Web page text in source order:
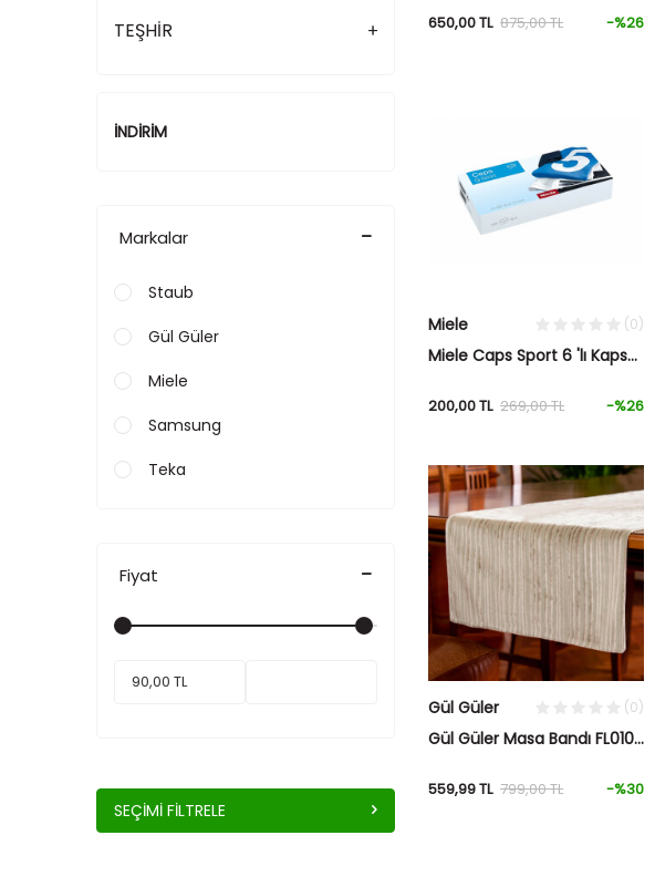
TEŞHİR
İNDİRİM
Markalar
Staub
Gül Güler
Miele
Samsung
Teka
Fiyat
SEÇIMI FILTRELE
650,00TL 875,00TL -%26
Miele (0)
Miele Caps Sport 6 'lı Kapsül
200,00TL 269,00TL -%26
Gül Güler (0)
Gül Güler Masa Bandı FL010
559,99TL 799,00TL -%30